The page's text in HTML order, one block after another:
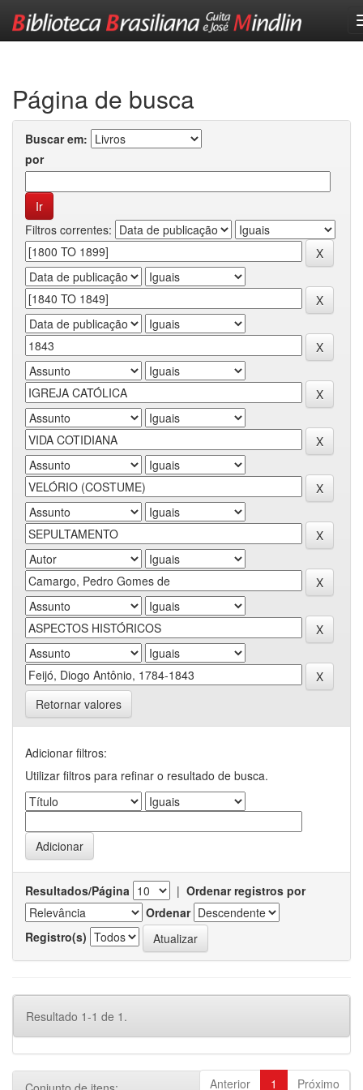
Página de busca
Buscar em:
por
Filtros correntes:
Retornar valores
Adicionar filtros:
Utilizar filtros para refinar o resultado de busca.
Resultados/Página | Ordenar registros por
Ordenar
Registro(s)
Resultado 1-1 de 1.
Anterior 1 Próximo